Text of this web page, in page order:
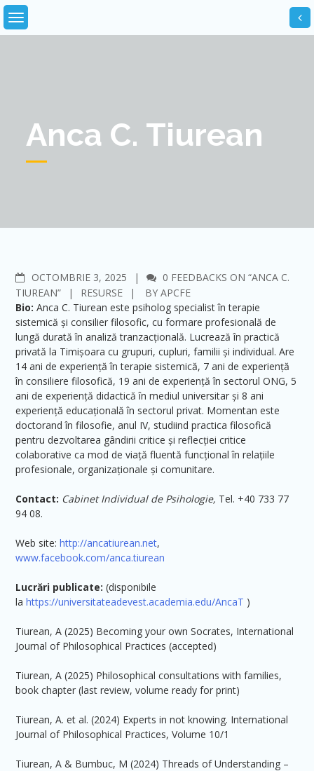
Skip
to
content
Anca C. Tiurean
OCTOMBRIE 3, 2025 COMMENTS
0 FEEDBACKS ON “ANCA C.
TIUREAN”
RESURSE BYAPCFE
Bio: Anca C. Tiurean este psiholog specialist în terapie
sistemică și consilier filosofic, cu formare profesională de
lungă durată în analiză tranzacțională. Lucrează în practică
privată la Timișoara cu grupuri, cupluri, familii și individual. Are
14 ani de experiență în terapie sistemică, 7 ani de experiență
în consiliere filosofică, 19 ani de experiență în sectorul ONG, 5
ani de experiență didactică în mediul universitar și 8 ani
experiență educațională în sectorul privat. Momentan este
doctorand în filosofie, anul IV, studiind practica filosofică
pentru dezvoltarea gândirii critice și reflecției critice
colaborative ca mod de viață fluentă funcțional în relațiile
profesionale, organizaționale și comunitare.
Contact: Cabinet Individual de Psihologie, Tel. +40 733 77
94 08.
Web site:http://ancatiurean.net,
www.facebook.com/anca.tiurean
Lucrări publicate:(disponibile
lahttps://universitateadevest.academia.edu/AncaT )
Tiurean, A (2025) Becoming your own Socrates, International
Journal of Philosophical Practices (accepted)
Tiurean, A (2025) Philosophical consultations with families,
book chapter (last review, volume ready for print)
Tiurean, A. et al. (2024) Experts in not knowing. International
Journal of Philosophical Practices, Volume 10/1
Tiurean, A & Bumbuc, M (2024) Threads of Understanding –